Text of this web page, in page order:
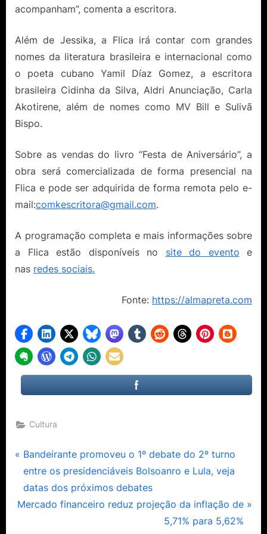
acompanham”, comenta a escritora.
Além de Jessika, a Flica irá contar com grandes
nomes da literatura brasileira e internacional como
o poeta cubano Yamil Díaz Gomez, a escritora
brasileira Cidinha da Silva, Aldri Anunciação, Carla
Akotirene, além de nomes como MV Bill e Sulivã
Bispo.
Sobre as vendas do livro “Festa de Aniversário”, a
obra será comercializada de forma presencial na
Flica e pode ser adquirida de forma remota pelo e-
mail:comkescritora@gmail.com.
A programação completa e mais informações sobre
a Flica estão disponíveis no site do evento e
nas redes sociais.
Fonte: https://almapreta.com
Cultura
Navegação
de
Post
P
r
e
v
Bandeirante promoveu o 1º debate do 2º turno
entre os presidenciáveis Bolsoanro e Lula, veja
datas dos próximos debates
N
Mercado financeiro reduz projeção da inflação de
5,71% para 5,62%